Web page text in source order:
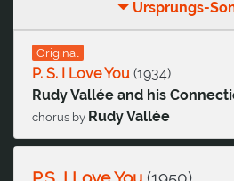
Ursprungs-
Original
P. S. I Love You (1934)
Rudy Vallée and his
chorus by Rudy Vallée